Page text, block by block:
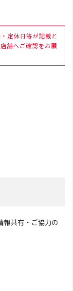
定休日等が記載と
舗へご確認をお願
報共有・ご協力の